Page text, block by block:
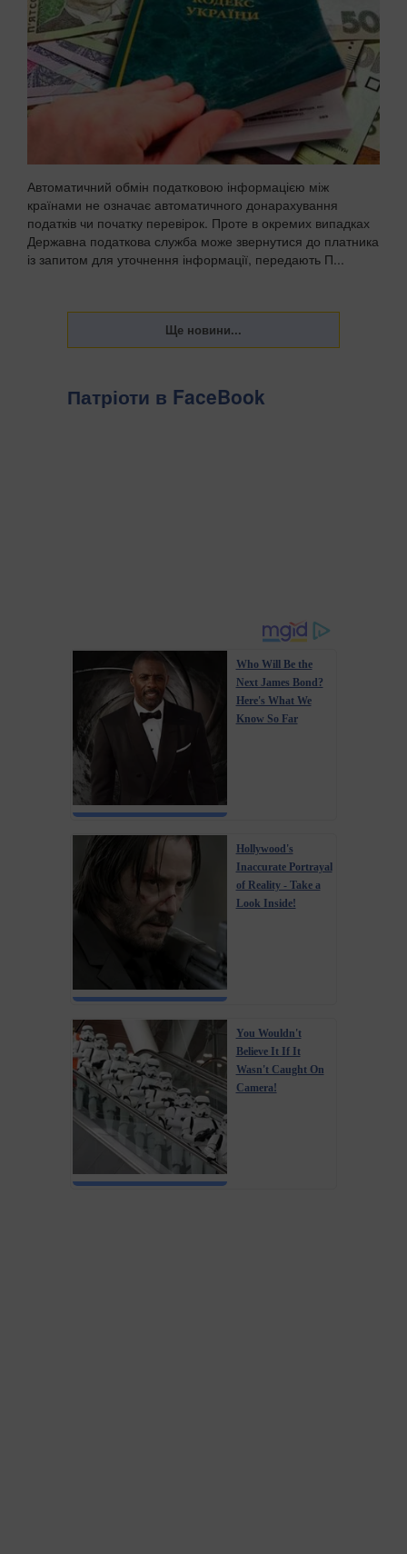
Автоматичний обмін податковою інформацією між
країнами не означає автоматичного донарахування
податків чи початку перевірок. Проте в окремих випадках
Державна податкова служба може звернутися до платника
із запитом для уточнення інформації, передають П...
Патріоти в FaceBook
Who Will Be the
Next James Bond?
Here's What We
Know So Far
Hollywood's
Inaccurate Portrayal
of Reality - Take a
Look Inside!
You Wouldn't
Believe It If It
Wasn't Caught On
Camera!